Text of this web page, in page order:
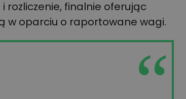
rozliczenie, finalnie oferując
w oparciu o raportowane wagi.